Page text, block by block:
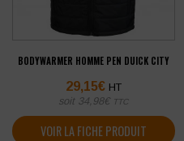
BODYWARMER HOMME PEN DUICK CITY
29,15€ HT
soit 34,98€ TTC
VOIR LA FICHE PRODUIT